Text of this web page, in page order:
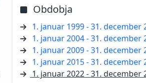
Obdobja
1. januar 1999 - 31. december
1. januar 2004 - 31. december
1. januar 2009 - 31. december
1. januar 2015 - 31. december
1. januar 2022 - 31. december